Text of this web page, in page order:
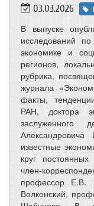
03.03.2026
В выпуске
исследований
экономике и
регионов,
рубрика,
журнала
факты,
РАН, доктора
заслуженного
известные
круг
член-
профессор Е.В.
Волконский,